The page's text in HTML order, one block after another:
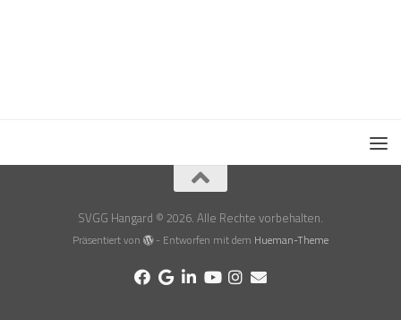
SVGG Hangard © 2026. Alle Rechte vorbehalten.
Präsentiert von - Entworfen mit dem Hueman-Theme